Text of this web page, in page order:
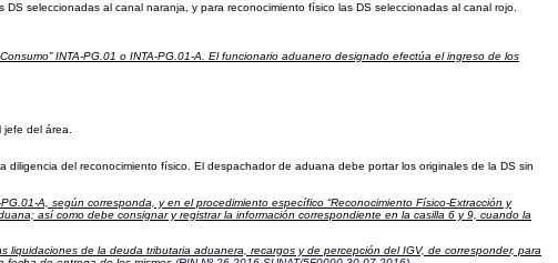
seleccionadas al canal naranja, y para reconocimiento físico las DS seleccionadas al canal rojo.
INTA-PG.01 o INTA-PG.01-A. El funcionario aduanero designado efectúa el ingreso de los
del área.
diligencia del reconocimiento físico. El despachador de aduana debe portar los originales de la DS sin
A, según corresponda, y en el procedimiento específico “Reconocimiento Físico-Extracción y
así como debe consignar y registrar la información correspondiente en la casilla 6 y 9, cuando la
de la deuda tributaria aduanera, recargos y de percepción del IGV, de corresponder, para